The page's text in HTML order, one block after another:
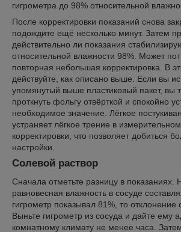
гигрометра до 98% относительной
После корректировки показаний снова
подождите ещё несколько минут. Затем
действительно ли показания
относительной влажности 98%. Может
повторная небольшая корректировка. В
действуйте, как описано выше. Если вы
упомянутый выше пластиковый пакет, вы
проткнуть фольгу отвёрткой и спокойно
необходимое значение. Лёгкое
устраняет лёгкое трение в
корректировки, что позволяет добиться
настройки.
Солевой раствор
Сначала отметьте разницу в показаниях.
равновесная влажность в сосуде
гигрометр показывал 81%, то отклонение
Выньте гигрометр из сосуда и дайте ему
комнатному климату не менее часа.